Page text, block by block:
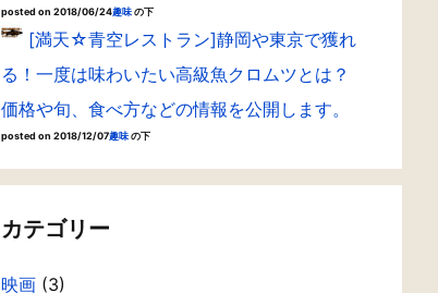
posted on 2018/06/24趣味の下
[満天☆青空レストラン]静岡や東京で獲れ
る！一度は味わいたい高級魚クロムツとは？
価格や旬、食べ方などの情報を公開します。
posted on 2018/12/07趣味の下
カテゴリー
映画 (3)